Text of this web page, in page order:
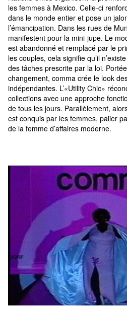
les femmes à Mexico. Celle-ci
dans le monde entier et pose un
l’émancipation. Dans les rues de
manifestent pour la mini-jupe. Le
est abandonné et remplacé par le
les couples, cela signifie qu’il
des tâches prescrite par la loi.
changement, comma crée le look
indépendantes. L’«Utility Chic»
collections avec une approche
de tous les jours. Parallèlement,
est conquis par les femmes, palier
de la femme d’affaires moderne.